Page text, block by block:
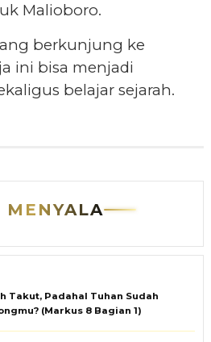
Malioboro.
berkunjung ke
ini bisa menjadi
belajar sejarah.
MENYALA
Takut, Padahal Tuhan Sudah
(Markus 8 Bagian 1)